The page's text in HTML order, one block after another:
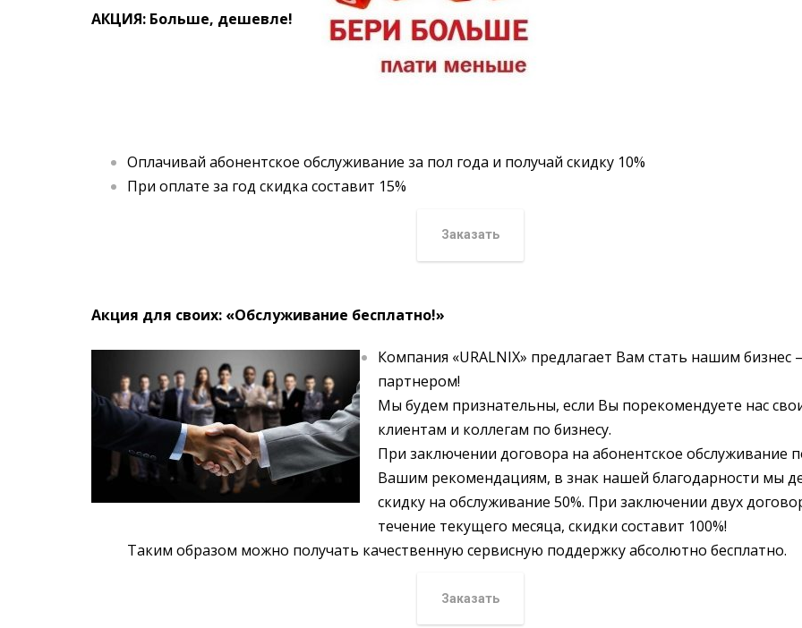
АКЦИЯ: Больше, дешевле!
Оплачивай абонентское обслуживание за пол года и получай скидку 10%
При оплате за год скидка составит 15%
Заказать
Акция для своих: «Обслуживание бесплатно!»
Компания «URALNIX» предлагает Вам стать нашим бизнес
партнером!
Мы будем признательны, если Вы порекомендуете нас
клиентам и коллегам по бизнесу.
При заключении договора на абонентское обслуживание
Вашим рекомендациям, в знак нашей благодарности мы
скидку на обслуживание 50%. При заключении двух
течение текущего месяца, скидки составит 100%!
Таким образом можно получать качественную сервисную поддержку абсолютно бесплатно.
Заказать